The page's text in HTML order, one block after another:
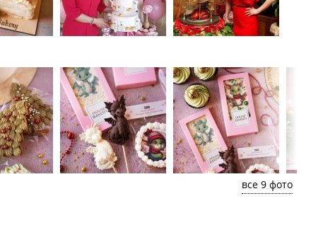
все 9 фото